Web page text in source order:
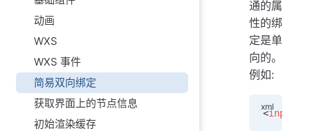
动画
WXS
WXS 事件
简易双向绑定
获取界面上的节点信息
初始渲染缓存
通的属
性的绑
定是单
向的。
例如:
<input